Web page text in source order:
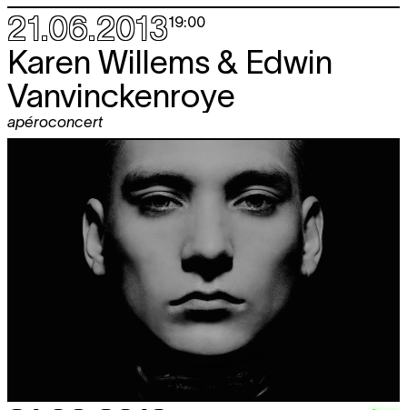
21.06.201319:00
Karen Willems & Edwin
Vanvinckenroye
apéroconcert